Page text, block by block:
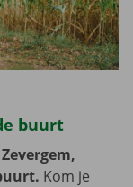
buurt
Kom je